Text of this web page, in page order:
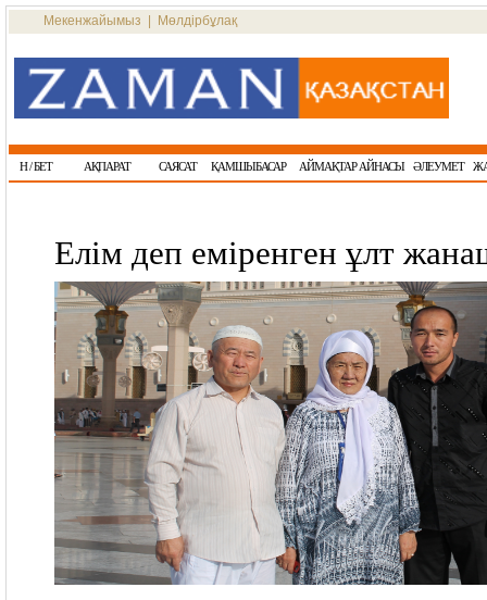
Мекенжайымыз Мөлдірбұлақ
Н / БЕТ АҚПАРАТ САЯСАТ ҚАМШЫБАСАР АЙМАҚТАР АЙНАСЫ ӘЛЕУМЕТ
Елім деп еміренген ұлт